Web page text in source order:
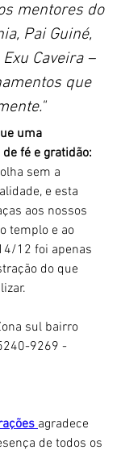
mentores do
Pai Guiné,
Caveira –
que
uma
fé e gratidão:
sem a
e esta
aos nossos
templo e ao
12 foi apenas
do que
sul bairro
9269 -
agradece
de todos os